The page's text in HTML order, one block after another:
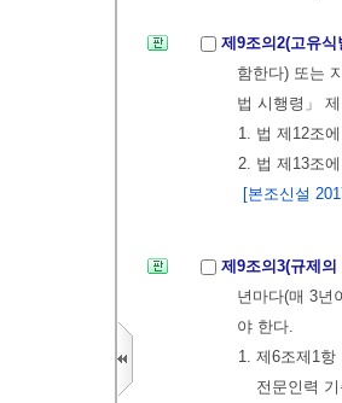
제9조의2(고유
함한다) 또는
법 시행령」
1. 법 제12조
2. 법 제13조
[본조신설
제9조의3(규제
년마다(매 3년
야 한다.
1. 제6조제1
전문인력